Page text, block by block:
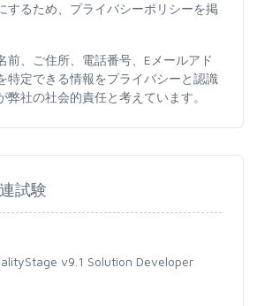
するため、プライバシーポリシーを掲
前、ご住所、電話番号、Eメールアド
特定できる情報をプライバシーと認識
弊社の社会的責任と考えています。
試験
v9.1 Solution Developer